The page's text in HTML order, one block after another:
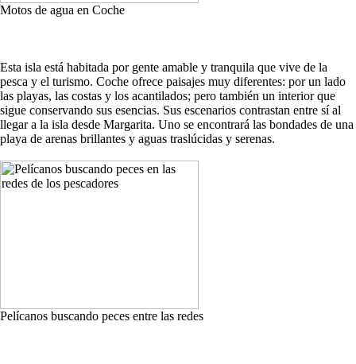
Motos de agua en Coche
Esta isla está habitada por gente amable y tranquila que vive de la
pesca y el turismo. Coche ofrece paisajes muy diferentes: por un lado
las playas, las costas y los acantilados; pero también un interior que
sigue conservando sus esencias. Sus escenarios contrastan entre sí al
llegar a la isla desde Margarita. Uno se encontrará las bondades de una
playa de arenas brillantes y aguas traslúcidas y serenas.
Pelícanos buscando peces entre las redes